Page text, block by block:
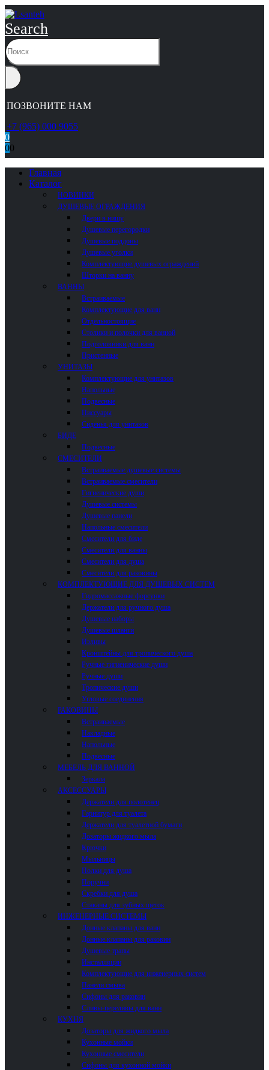
Search
ПОЗВОНИТЕ НАМ
+7 (965) 000 9055
0
00
Главная
Каталог
НОВИНКИ
ДУШЕВЫЕ ОГРАЖДЕНИЯ
Двери в нишу
Душевые перегородки
Душевые поддоны
Душевые уголки
Комплектующие душевых ограждений
Шторки на ванну
ВАННЫ
Встраиваемые
Комплектующие для ванн
Отдельностоящие
Столики и полочки для ванной
Подголовники для ванн
Пристенные
УНИТАЗЫ
Комплектующие для унитазов
Напольные
Подвесные
Писсуары
Сиденья для унитазов
БИДЕ
Подвесные
СМЕСИТЕЛИ
Встраиваемые душевые системы
Встраиваемые смесители
Гигиенические души
Душевые системы
Душевые панели
Напольные смесители
Смесители для биде
Смесители для ванны
Смесители для душа
Смесители для раковины
КОМПЛЕКТУЮЩИЕ ДЛЯ ДУШЕВЫХ СИСТЕМ
Гидромассажные форсунки
Держатели для ручного душа
Душевые наборы
Душевые шланги
Изливы
Кронштейны для тропического душа
Ручные гигиенические души
Ручные души
Тропические души
Угловые соединения
РАКОВИНЫ
Встраиваемые
Накладные
Напольные
Подвесные
МЕБЕЛЬ ДЛЯ ВАННОЙ
Зеркала
АКСЕССУАРЫ
Держатели для полотенец
Гарнитур для туалета
Держатели для туалетной бумаги
Дозаторы жидкого мыла
Крючки
Мыльницы
Полки для душа
Поручни
Скребки для душа
Стаканы для зубных щеток
ИНЖЕНЕРНЫЕ СИСТЕМЫ
Донные клапаны для ванн
Донные клапаны для раковин
Душевые трапы
Инсталляции
Комплектующие для инженерных систем
Панели смыва
Сифоны для раковин
Сливы-переливы для ванн
КУХНЯ
Дозаторы для жидкого мыла
Кухонные мойки
Кухонные смесители
Сифоны для кухонной мойки